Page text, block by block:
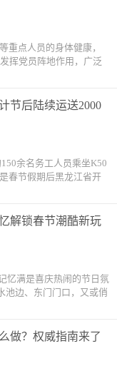
重点人员的身体健康，
挥党员阵地作用，广泛
节后陆续运送2000
余名务工人员乘坐K50
春节假期后黑龙江省开
解锁春节潮酷新玩
忆满是喜庆热闹的节日氛
池边、东门门口，又或俏
做？权威指南来了